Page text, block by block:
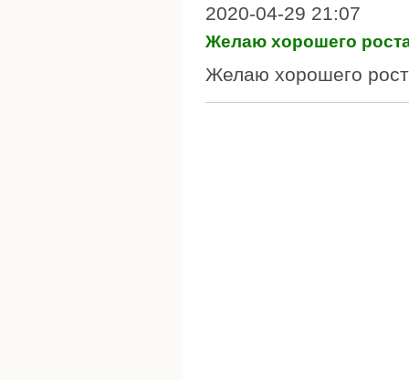
2020-04-29 21:07
Желаю хорошего
Желаю хорошего